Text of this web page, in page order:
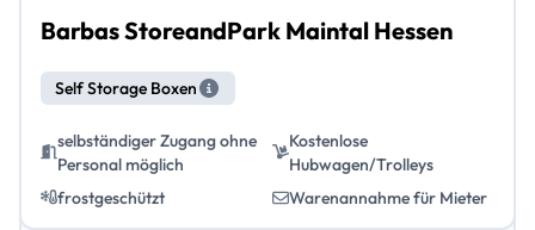
Barbas StoreandPark Maintal Hessen
Self Storage Boxen
selbständiger Zugang ohne
Personal möglich
Kostenlose
Hubwagen/Trolleys
frostgeschützt
Warenannahme für Mieter